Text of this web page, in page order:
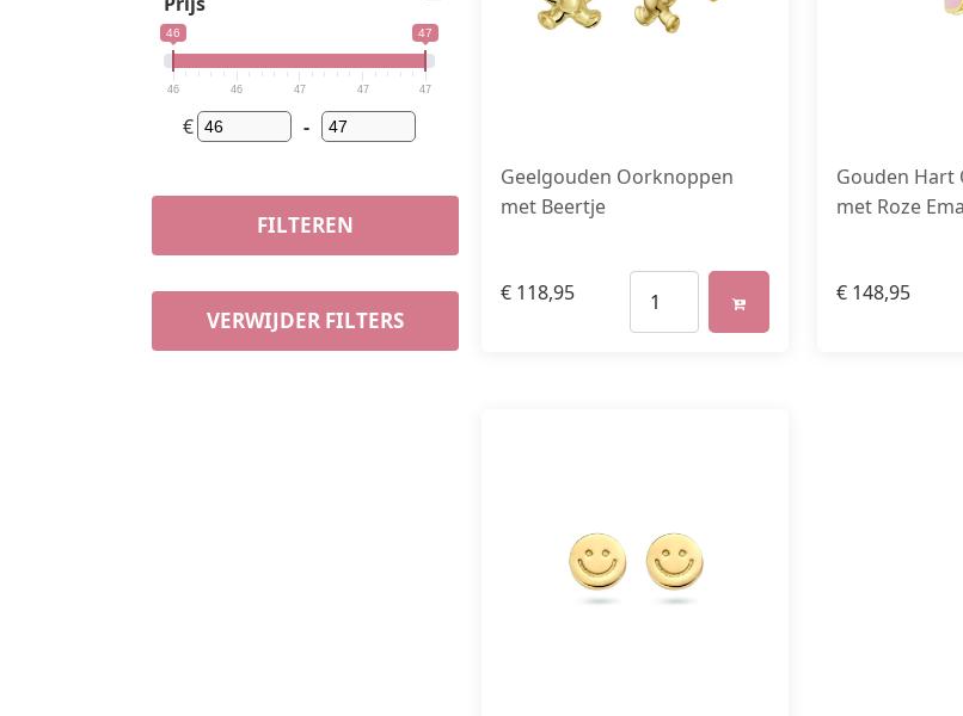
46 47
46 46 47 47 47
€ -
FILTEREN
VERWIJDER FILTERS
Geelgouden Oorknoppen
met Beertje
€ 118,95
Gouden Hart
met Roze
€148,95